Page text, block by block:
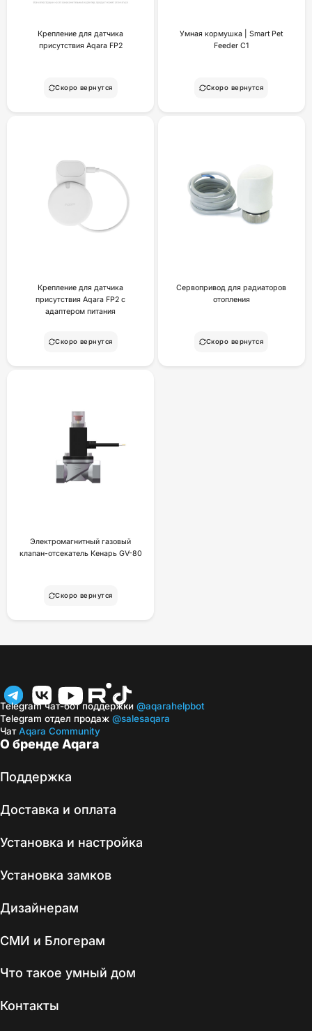
Крепление для датчика
присутствия Aqara FP2
Скоро вернутся
Умная кормушка | Smart Pet
Feeder C1
Скоро вернутся
Крепление для датчика
присутствия Aqara FP2 с
адаптером питания
Скоро вернутся
Сервопривод для радиаторов
отопления
Скоро вернутся
Электромагнитный газовый
клапан-отсекатель Кенарь GV-80
Скоро вернутся
О бренде Aqara
Поддержка
Доставка и оплата
Установка и настройка
Установка замков
Дизайнерам
СМИ и Блогерам
Что такое умный дом
Контакты
Telegram чат-бот поддержки @aqarahelpbot
Telegram отдел продаж @salesaqara
ЧатAqara Community